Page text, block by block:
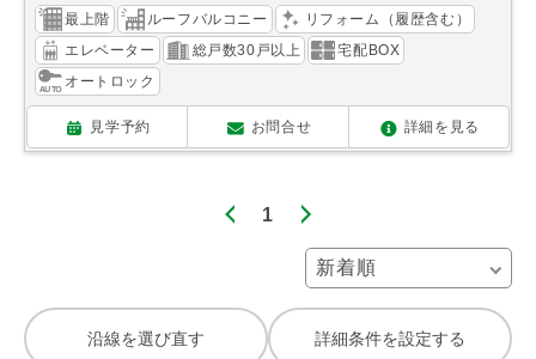
最上階 ルーフバルコニー
リフォーム（履歴含む）
エレベーター
総戸数30戸以上
宅配BOX
オートロック
見学予約 お問合せ 詳細を見る
1
沿線を選び直す 詳細条件を設定する